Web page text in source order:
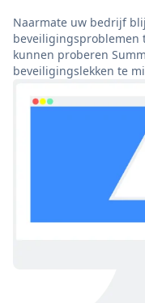
Naarmate uw bedrijf
beveiligingsproblemen
kunnen proberen
beveiligingslekken te